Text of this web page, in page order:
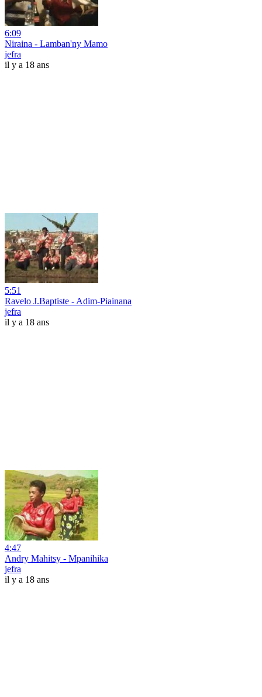
6:09
Niraina - Lamban'ny Mamo
jefra
il y a 18 ans
5:51
Ravelo J.Baptiste - Adim-Piainana
jefra
il y a 18 ans
4:47
Andry Mahitsy - Mpanihika
jefra
il y a 18 ans